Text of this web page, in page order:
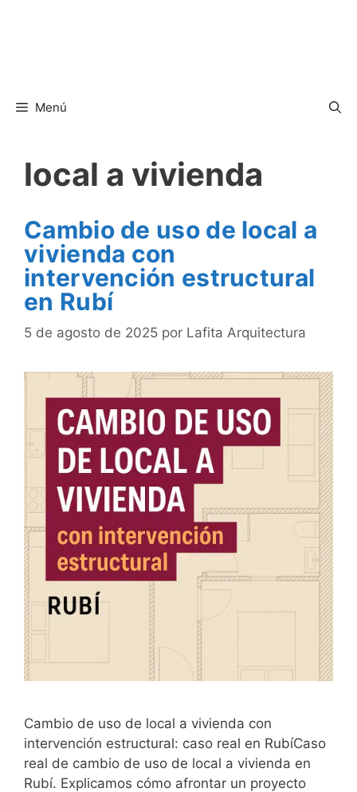
Menú
local a vivienda
Cambio de uso de local a
vivienda con
intervención estructural
en Rubí
5 de agosto de 2025 por Lafita Arquitectura
Cambio de uso de local a vivienda con
intervención estructural: caso real en RubíCaso
real de cambio de uso de local a vivienda en
Rubí. Explicamos cómo afrontar un proyecto